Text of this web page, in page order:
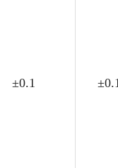
±0.1